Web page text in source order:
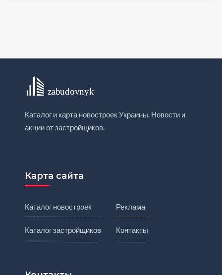
Каталог и карта новостроек Украины. Новости и
акции от застройщиков.
Карта сайта
Каталог новостроек
Каталог застройщиков
Реклама
Контакты